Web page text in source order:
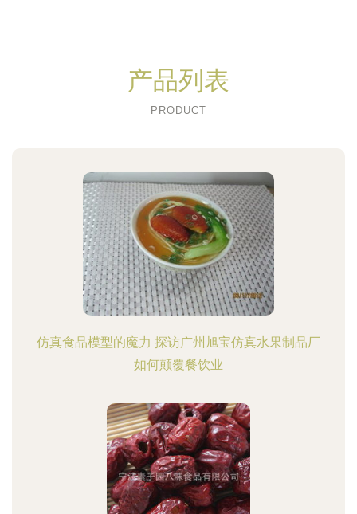
产品列表
PRODUCT
仿真食品模型的魔力 探访广州旭宝仿真水果制品厂
如何颠覆餐饮业